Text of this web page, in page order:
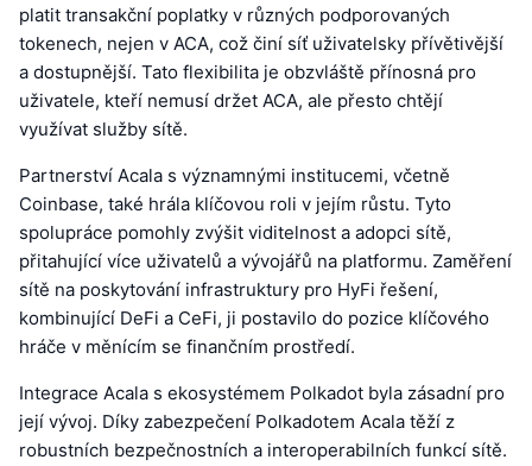
platit transakční poplatky v různých podporovaných
tokenech, nejen v ACA, což činí síť uživatelsky přívětivější
a dostupnější. Tato flexibilita je obzvláště přínosná pro
uživatele, kteří nemusí držet ACA, ale přesto chtějí
využívat služby sítě.
Partnerství Acala s významnými institucemi, včetně
Coinbase, také hrála klíčovou roli v jejím růstu. Tyto
spolupráce pomohly zvýšit viditelnost a adopci sítě,
přitahující více uživatelů a vývojářů na platformu. Zaměření
sítě na poskytování infrastruktury pro HyFi řešení,
kombinující DeFi a CeFi, ji postavilo do pozice klíčového
hráče v měnícím se finančním prostředí.
Integrace Acala s ekosystémem Polkadot byla zásadní pro
její vývoj. Díky zabezpečení Polkadotem Acala těží z
robustních bezpečnostních a interoperabilních funkcí sítě.